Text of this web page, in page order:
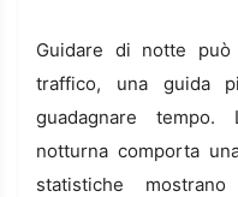
Guidare di notte può
traffico, una guida
guadagnare
notturna comporta
statistiche